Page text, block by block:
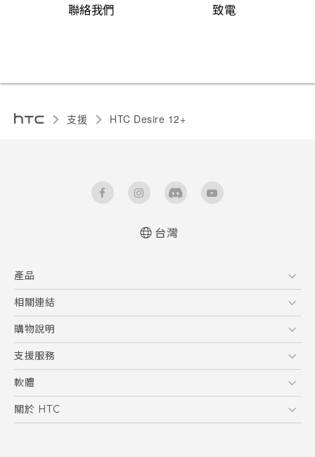
聯絡我們 致電
支援 HTC Desire 12+‎
User manual
台灣
產品
5G
智慧型手機
配件
相關連結
HTC Research
購物說明
購物須知
訂單管理
付款方式
支援服務
到府收送維修服務
服務中心資訊
客戶服務佈告欄
軟體
應用程式
關於 HTC